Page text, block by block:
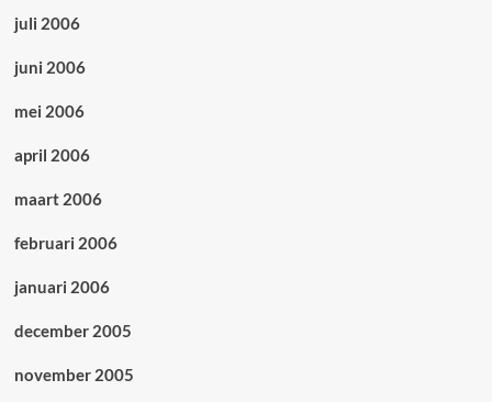
juli 2006
juni 2006
mei 2006
april 2006
maart 2006
februari 2006
januari 2006
december 2005
november 2005